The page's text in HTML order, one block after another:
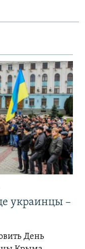
украинцы –
День